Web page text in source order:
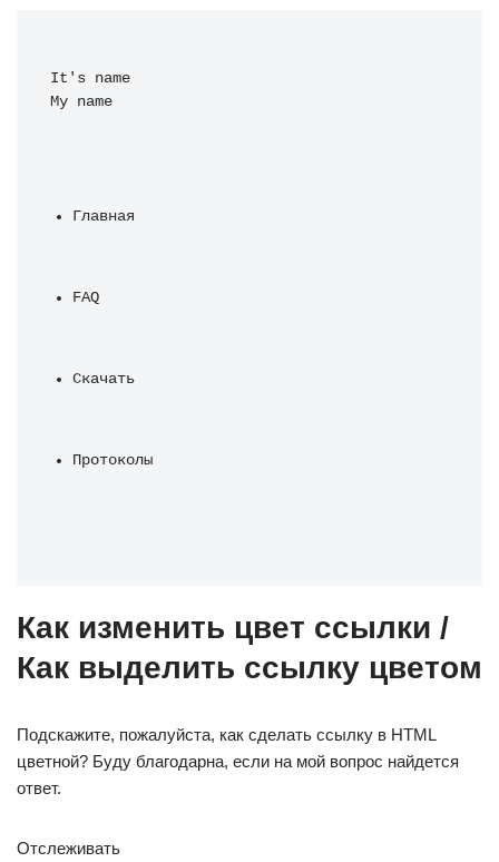
It's name
My name
Главная
FAQ
Скачать
Протоколы
Как изменить цвет ссылки /
Как выделить ссылку цветом
Подскажите, пожалуйста, как сделать ссылку в HTML
цветной? Буду благодарна, если на мой вопрос найдется
ответ.
Отслеживать